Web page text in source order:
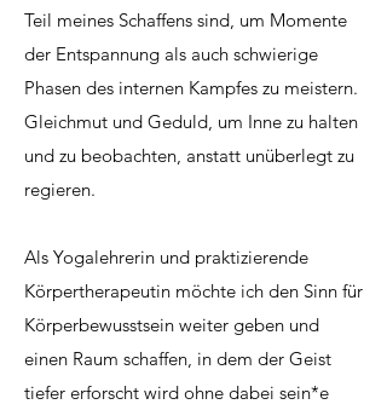
Teil meines Schaffens sind, um Momente
der Entspannung als auch schwierige
Phasen des internen Kampfes zu meistern.
Gleichmut und Geduld, um Inne zu halten
und zu beobachten, anstatt unüberlegt zu
regieren.
Als Yogalehrerin und praktizierende
Körpertherapeutin möchte ich den Sinn für
Körperbewusstsein weiter geben und
einen Raum schaffen, in dem der Geist
tiefer erforscht wird ohne dabei sein*e